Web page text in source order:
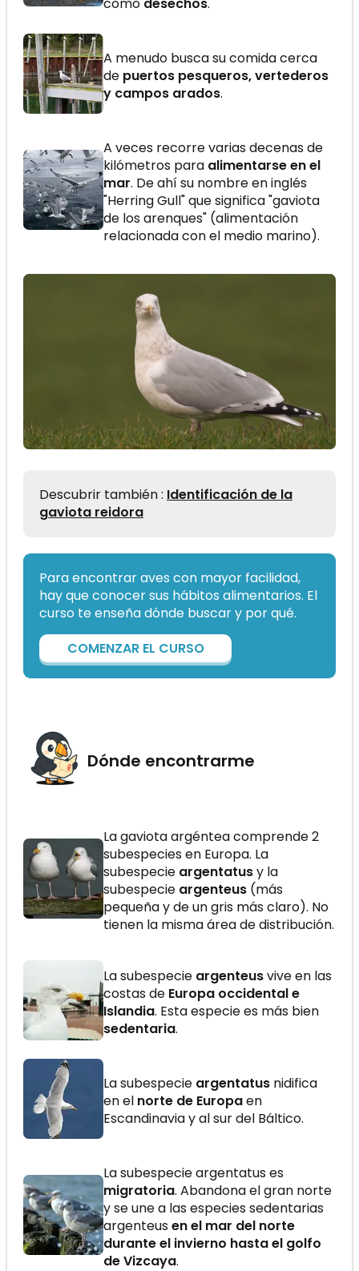
A menudo busca su comida cerca
de puertos pesqueros, vertederos
y campos arados.
A veces recorre varias decenas de
kilómetros para alimentarse en el
mar. De ahí su nombre en inglés
"Herring Gull" que significa "gaviota
de los arenques" (alimentación
relacionada con el medio marino).
Descubrir también : Identificación de la
gaviota reidora
Para encontrar aves con mayor facilidad,
hay que conocer sus hábitos alimentarios. El
curso te enseña dónde buscar y por qué.
COMENZAR EL CURSO
Dónde encontrarme
La gaviota argéntea comprende 2
subespecies en Europa. La
subespecie argentatusy la
subespecie argenteus (más
pequeña y de un gris más claro). No
tienen la misma área de distribución.
La subespecie argenteusvive en las
costas de Europa occidental e
Islandia. Esta especie es más bien
sedentaria.
La subespecie argentatus nidifica
en el norte de Europaen
Escandinavia y al sur del Báltico.
La subespecie argentatus es
migratoria. Abandona el gran norte
y se une a las especies sedentarias
argenteusen el mar del norte
durante el invierno hasta el golfo
de Vizcaya.